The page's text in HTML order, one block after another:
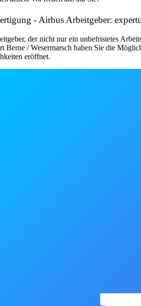
- Airbus Arbeitgeber:
der nicht nur ein unbefristetes
Berne / Wesermarsch haben Sie die
eröffnet.